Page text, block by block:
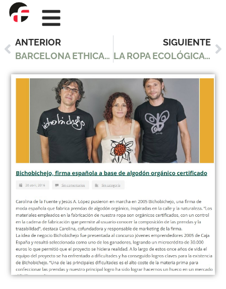
ANTERIOR
BARCELONA ETHICAL FASHION FEST (NOVIEMBRE 2015)
SIGUIENTE
LA ROPA ECOLÓGICA… ¡TAMBIÉN ES PARA EL INVIERNO!